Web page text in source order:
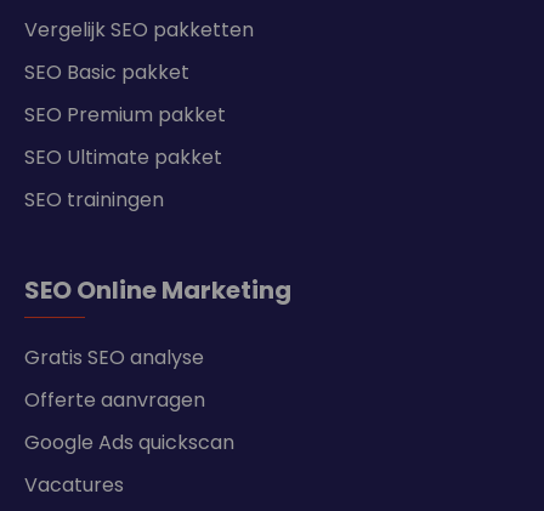
Vergelijk SEO pakketten
SEO Basic pakket
SEO Premium pakket
SEO Ultimate pakket
SEO trainingen
SEO Online Marketing
Gratis SEO analyse
Offerte aanvragen
Google Ads quickscan
Vacatures